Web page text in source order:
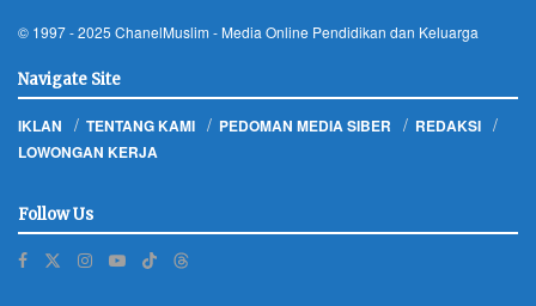
© 1997 - 2025 ChanelMuslim - Media Online Pendidikan dan Keluarga
Navigate Site
IKLAN TENTANG KAMI PEDOMAN MEDIA SIBER
REDAKSI
LOWONGAN KERJA
Follow Us